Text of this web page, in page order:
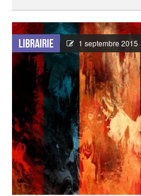
Librairie 1 septembre 2015